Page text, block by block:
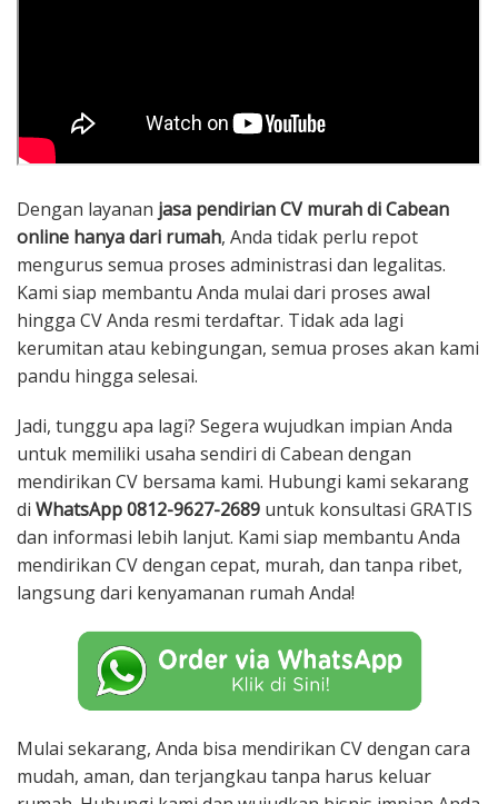
Dengan layanan jasa pendirian CV murah di Cabean
online hanya dari rumah, Anda tidak perlu repot
mengurus semua proses administrasi dan legalitas.
Kami siap membantu Anda mulai dari proses awal
hingga CV Anda resmi terdaftar. Tidak ada lagi
kerumitan atau kebingungan, semua proses akan kami
pandu hingga selesai.
Jadi, tunggu apa lagi? Segera wujudkan impian Anda
untuk memiliki usaha sendiri di Cabean dengan
mendirikan CV bersama kami. Hubungi kami sekarang
di WhatsApp 0812-9627-2689 untuk konsultasi GRATIS
dan informasi lebih lanjut. Kami siap membantu Anda
mendirikan CV dengan cepat, murah, dan tanpa ribet,
langsung dari kenyamanan rumah Anda!
Mulai sekarang, Anda bisa mendirikan CV dengan cara
mudah, aman, dan terjangkau tanpa harus keluar